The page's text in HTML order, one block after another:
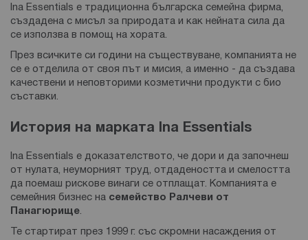
Ina Essentials е традиционна българска семейна фирма,
създадена с мисъл за природата и как нейната сила да
се използва в помощ на хората.
През всичките си години на съществуване, компанията не
се е отделила от своя път и мисия, а именно - да създава
качествени и неповторими козметични продукти с био
съставки.
История на марката Ina Essentials
Ina Essentials е доказателството, че дори и да започнеш
от нулата, неуморният труд, отдадеността и смелостта
да поемаш рискове винаги се отплащат. Компанията е
семейния бизнес на семейство Ралчеви от
Панагюрище.
Те стартират през 1999 г. със скромни насаждения от